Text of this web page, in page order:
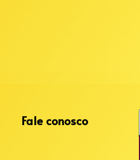
Fale conosco